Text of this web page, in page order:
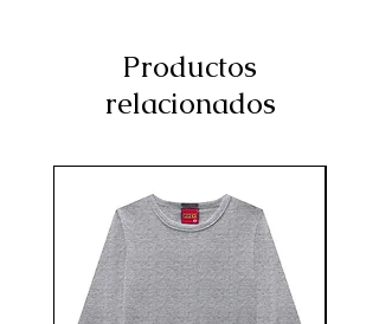
Productos
relacionados